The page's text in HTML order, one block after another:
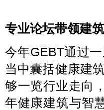
专业论坛带领建
今年GEBT通过
当中囊括健康建
够一览行业走向
年健康建筑与智